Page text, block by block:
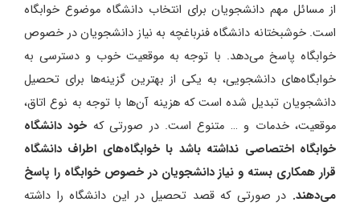
از مسائل مهم دانشجویان برای انتخاب دانشگاه موضوع خوابگاه
است. خوشبختانه دانشگاه فنرباغچه به نیاز دانشجویان در خصوص
خوابگاه پاسخ می‌دهد. با توجه به موقعیت خوب و دسترسی به
خوابگاه‌های دانشجویی، به یکی از بهترین گزینه‌ها برای تحصیل
دانشجویان تبدیل شده است که هزینه آن‌ها با توجه به نوع اتاق،
موقعیت، خدمات و … متنوع است. در صورتی که خود دانشگاه
خوابگاه اختصاصی نداشته باشد با خوابگاه‌های اطراف دانشگاه
قرار همکاری بسته و نیاز دانشجویان در خصوص خوابگاه را پاسخ
می‌دهند. در صورتی که قصد تحصیل در این دانشگاه را داشته